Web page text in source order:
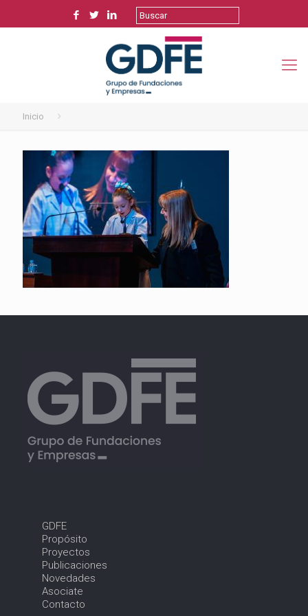
Inicio
GDFE
Propósito
Proyectos
Publicaciones
Novedades
Asociate
Contacto